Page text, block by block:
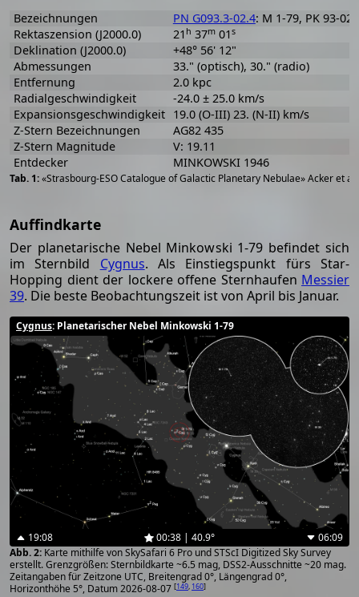
«Strasbourg-ESO Catalogue of Galactic Planetary Nebulae» Acker et
Bezeichnungen PN G093.3-02.4: M 1-79, PK 93-
Rektaszension (J2000.0)
21 h 37m01 s
Deklination (J2000.0)
+48° 56' 12"
Abmessungen
33." (optisch), 30." (radio)
Entfernung
2.0 kpc
Radialgeschwindigkeit
-24.0 ± 25.0 km/s
Expansionsgeschwindigkeit 19.0 (O-III) 23. (N-II) km/s
Z-Stern Bezeichnungen
AG82 435
Z-Stern Magnitude
V: 19.11
Entdecker
MINKOWSKI 1946
Auffindkarte
Der planetarische Nebel Minkowski 1-79 befindet sich
im Sternbild Cygnus. Als Einstiegspunkt fürs Star-
Hopping dient der lockere offene Sternhaufen Messier
39. Die beste Beobachtungszeit ist von April bis Januar.
Cygnus: Planetarischer Nebel Minkowski 1-79
19:08 00:38 | 40.9°
06:09
Karte mithilfe von SkySafari 6 Pro und STScI Digitized Sky Survey
erstellt. Grenzgrößen: Sternbildkarte ~6.5 mag, DSS2-Ausschnitte ~20 mag.
Zeitangaben für Zeitzone UTC, Breitengrad 0°, Längengrad 0°,
Horizonthöhe 5°, Datum 2026-08-07 [149, 160]